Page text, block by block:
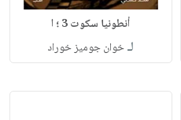
أنطونيا سكوت 3 ؛ ا
لـخوان جوميز خوراد